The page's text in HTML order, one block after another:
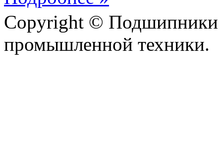
Copyright © Подшипники
промышленной техники.